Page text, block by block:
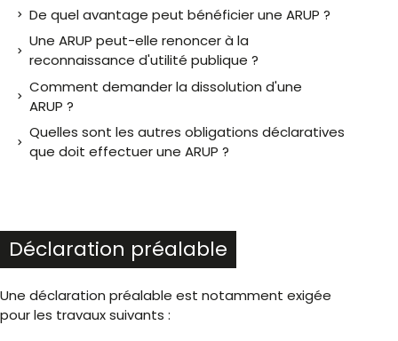
De quel avantage peut bénéficier une ARUP ?
Une ARUP peut-elle renoncer à la
reconnaissance d'utilité publique ?
Comment demander la dissolution d'une
ARUP ?
Quelles sont les autres obligations déclaratives
que doit effectuer une ARUP ?
Déclaration préalable
Une déclaration préalable est notamment exigée
pour les travaux suivants :